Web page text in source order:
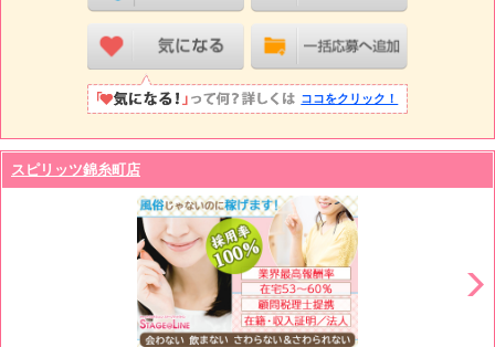
ココをクリック！
スピリッツ錦糸町店